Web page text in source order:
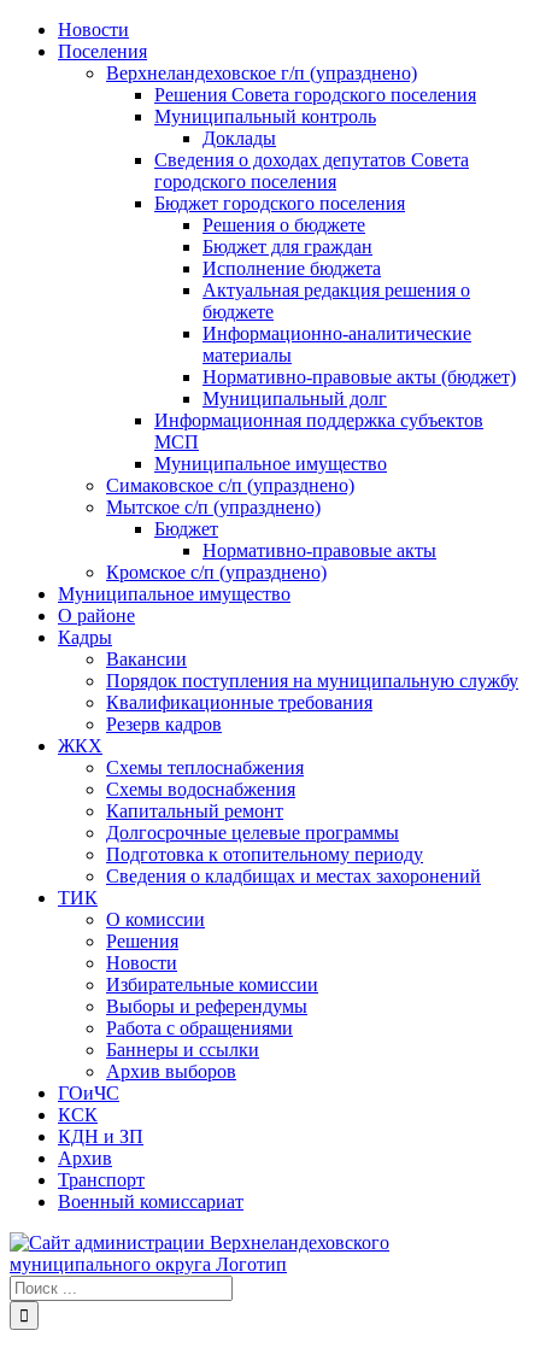
Skip
Новости
Поселения
Верхнеландеховское г/п (упразднено)
Решения Совета городского поселения
Муниципальный контроль
Доклады
Сведения о доходах депутатов Совета
городского поселения
Бюджет городского поселения
Решения о бюджете
Бюджет для граждан
Исполнение бюджета
Актуальная редакция решения о
бюджете
Информационно-аналитические
материалы
Нормативно-правовые акты (бюджет)
Муниципальный долг
Информационная поддержка субъектов
МСП
Муниципальное имущество
Симаковское с/п (упразднено)
Мытское с/п (упразднено)
Бюджет
Нормативно-правовые акты
Кромское с/п (упразднено)
Муниципальное имущество
О районе
Кадры
Вакансии
Порядок поступления на муниципальную службу
Квалификационные требования
Резерв кадров
ЖКХ
Схемы теплоснабжения
Схемы водоснабжения
Капитальный ремонт
Долгосрочные целевые программы
Подготовка к отопительному периоду
Сведения о кладбищах и местах захоронений
ТИК
О комиссии
Решения
Новости
Избирательные комиссии
Выборы и референдумы
Работа с обращениями
Баннеры и ссылки
Архив выборов
ГОиЧС
КСК
КДН и ЗП
Архив
Транспорт
Военный комиссариат
Результат
поиска: